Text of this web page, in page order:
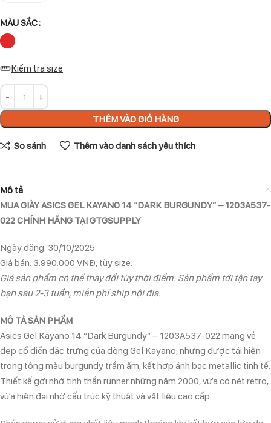
MÀU SẮC
Kiểm tra size
THÊM VÀO GIỎ HÀNG
So sánh Thêm vào danh sách yêu thích
Mô tả
MUA GIÀY ASICS GEL KAYANO 14 “DARK BURGUNDY” – 1203A537-
022 CHÍNH HÃNG TẠI GTGSUPPLY
Ngày đăng: 30/10/2025
Giá bán: 3.990.000 VNĐ, tùy size.
Giá sản phẩm có thể thay đổi tùy thời điểm. Sản phẩm tới tận tay
bạn sau 2-3 tuần, miễn phí ship nội địa.
MÔ TẢ SẢN PHẨM
Asics Gel Kayano 14 “Dark Burgundy” – 1203A537-022 mang vẻ
đẹp cổ điển đặc trưng của dòng Gel Kayano, nhưng được tái hiện
trong tông màu burgundy trầm ấm, kết hợp ánh bạc metallic tinh tế.
Thiết kế gợi nhớ tinh thần runner những năm 2000, vừa có nét retro,
vừa hiện đại nhờ cấu trúc kỹ thuật và vật liệu cao cấp.